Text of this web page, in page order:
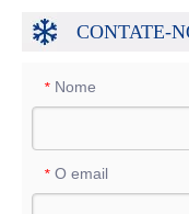
CONTATE-
* Nome
* O email